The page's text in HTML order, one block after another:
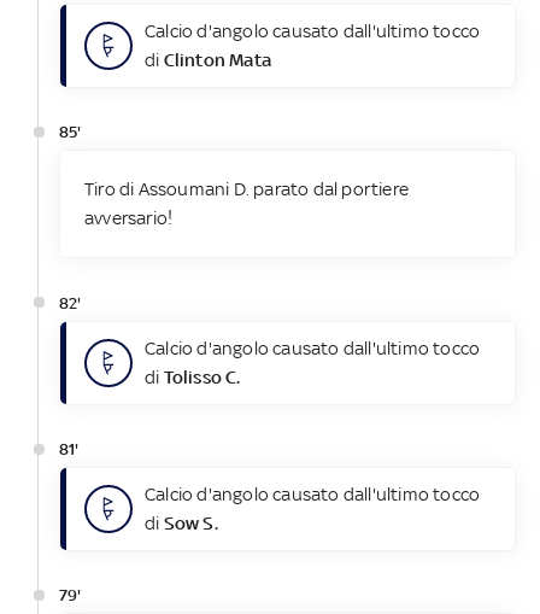
Calcio d'angolo causato dall'ultimo tocco
di Clinton Mata
85'
Tiro di Assoumani D. parato dal portiere
avversario!
82'
Calcio d'angolo causato dall'ultimo tocco
di Tolisso C.
81'
Calcio d'angolo causato dall'ultimo tocco
di Sow S.
79'